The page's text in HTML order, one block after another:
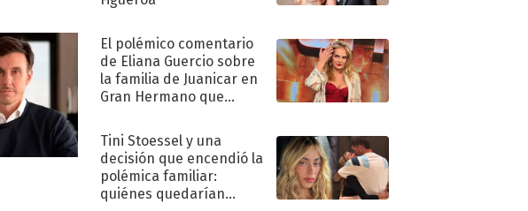
El polémico comentario
de Eliana Guercio sobre
la familia de Juanicar en
Gran Hermano que
Tini Stoessel y una
decisión que encendió la
polémica familiar:
quiénes quedarían